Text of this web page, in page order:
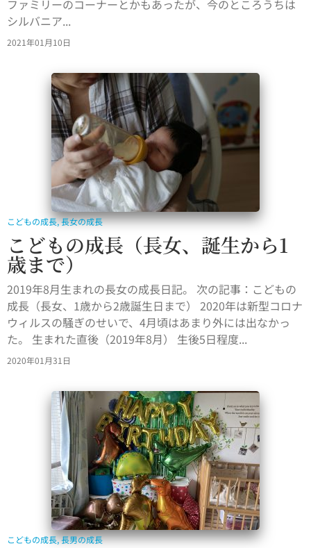
ファミリーのコーナーとかもあったが、今のところうちは
シルバニア...
2021年01月10日
こどもの成長,長女の成長
こどもの成長（長女、誕生から1
歳まで）
2019年8月生まれの長女の成長日記。 次の記事：こどもの
成長（長女、1歳から2歳誕生日まで） 2020年は新型コロナ
ウィルスの騒ぎのせいで、4月頃はあまり外には出なかっ
た。 生まれた直後（2019年8月） 生後5日程度...
2020年01月31日
こどもの成長,長男の成長